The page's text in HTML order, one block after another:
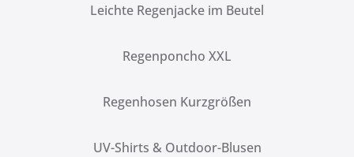
Leichte Regenjacke im Beutel
Regenponcho XXL
Regenhosen Kurzgrößen
UV-Shirts & Outdoor-Blusen